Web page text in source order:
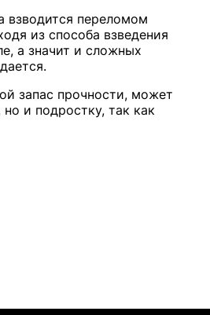
взводится переломом
из способа взведения
а значит и сложных
запас прочности, может
и подростку, так как